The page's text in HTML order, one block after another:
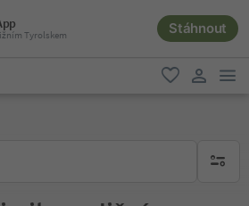
Tyrolskem Stáhnout
oblíbené
brak